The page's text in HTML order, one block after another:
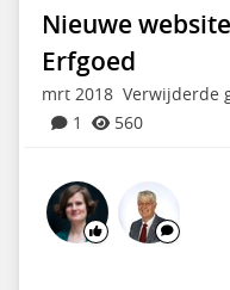
Nieuwe
Erfgoed
mrt 2018 Verwijderde
1
560